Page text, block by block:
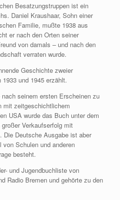
Besatzungstruppen ist ein
Daniel Kraushaar, Sohn einer
Familie, mußte 1938 aus
er nach den Orten seiner
von damals – und nach den
verraten wurde.
Geschichte zweier
und 1945 erzählt.
seinem ersten Erscheinen zu
mit zeitgeschichtlichem
USA wurde das Buch unter dem
großer Verkaufserfolg mit
Die Deutsche Ausgabe ist aber
von Schulen und anderen
besteht.
und Jugendbuchliste von
Radio Bremen und gehörte zu den